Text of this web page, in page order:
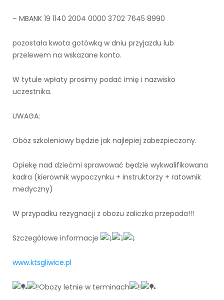
– MBANK 19 1140 2004 0000 3702 7645 8990
pozostała kwota gotówką w dniu przyjazdu lub
przelewem na wskazane konto.
W tytule wpłaty prosimy podać imię i nazwisko
uczestnika.
UWAGA:
Obóz szkoleniowy będzie jak najlepiej zabezpieczony.
Opiekę nad dziećmi sprawować będzie wykwalifikowana
kadra (kierownik wypoczynku + instruktorzy + ratownik
medyczny)
W przypadku rezygnacji z obozu zaliczka przepada!!!
Szczegółowe informacje
www.ktsgliwice.pl
Obozy letnie w terminach